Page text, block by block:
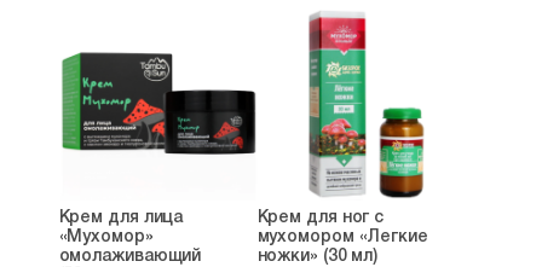
Крем для лица
«Мухомор»
омолаживающий
Крем для ног с
мухомором «Легкие
ножки» (30 мл)